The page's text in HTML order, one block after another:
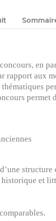
en
rapport aux
structure
historique et